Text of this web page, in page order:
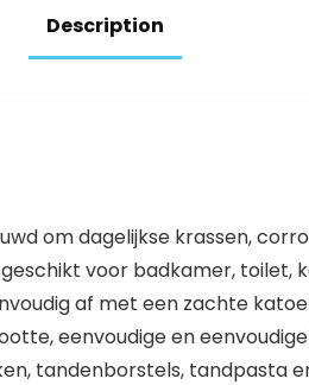
stuk
plank, glazen
plank,
badkamerplank
Description
om dagelijkse krassen,
voor badkamer, toilet,
af met een zachte
eenvoudige en
tandenborstels, tandpasta